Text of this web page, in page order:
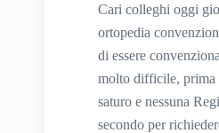
Cari colleghi oggi
ortopedia
di essere
molto difficile, prima
saturo e nessuna
secondo per